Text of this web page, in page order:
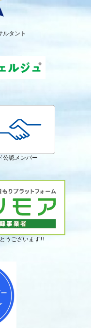
タント
公認メンバー
うございます!!